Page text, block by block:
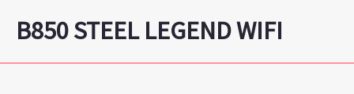
B850 STEEL LEGEND WIFI